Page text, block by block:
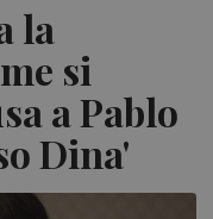
la
si
a Pablo
Dina'